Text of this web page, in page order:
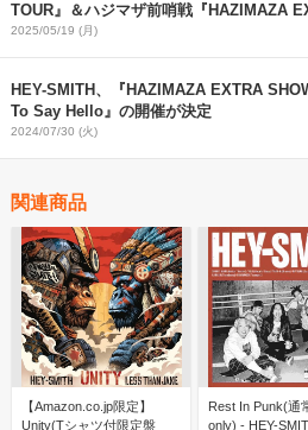
TOUR』＆ハジマザ前哨戦『HAZIMAZA
2025/05/19 (月)
HEY-SMITH、『HAZIMAZA EXTRA
To Say Hello』の開催が決定
2024/07/30 (火)
関連商品
【Amazon.co.jp限定】
Unity(Tシャツ付限定盤
Rest In Punk(通
only) - HEY-